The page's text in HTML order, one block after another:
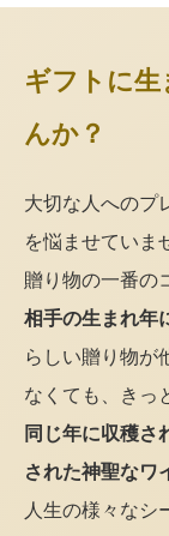
ギフトに
んか？
大切な人へのプ
を悩ませていま
贈り物の一番の
相手の生まれ年
らしい贈り物が
なくても、きっ
同じ年に収穫さ
された神聖なワ
人生の様々なシ